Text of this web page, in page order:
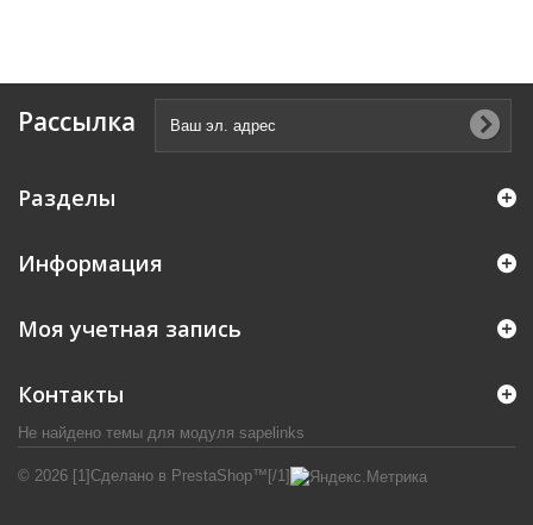
Рассылка
Разделы
Информация
© 2026 [1]Сделано в PrestaShop™[/1]
Моя учетная запись
Контакты
Не найдено темы для модуля sapelinks